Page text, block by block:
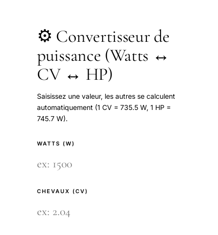
⚙️ Convertisseur de
puissance (Watts ↔
CV ↔ HP)
Saisissez une valeur, les autres se calculent
automatiquement (1 CV = 735.5 W, 1 HP =
745.7 W).
WATTS (W)
CHEVAUX (CV)